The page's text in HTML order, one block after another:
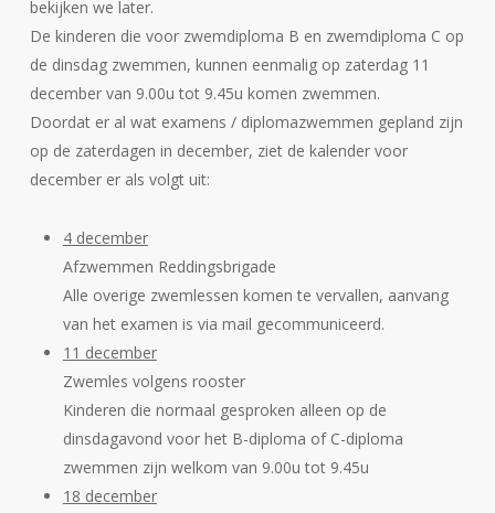
bekijken we later.
De kinderen die voor zwemdiploma B en zwemdiploma C op
de dinsdag zwemmen, kunnen eenmalig op zaterdag 11
december van 9.00u tot 9.45u komen zwemmen.
Doordat er al wat examens / diplomazwemmen gepland zijn
op de zaterdagen in december, ziet de kalender voor
december er als volgt uit:
4 december
Afzwemmen Reddingsbrigade
Alle overige zwemlessen komen te vervallen, aanvang
van het examen is via mail gecommuniceerd.
11 december
Zwemles volgens rooster
Kinderen die normaal gesproken alleen op de
dinsdagavond voor het B-diploma of C-diploma
zwemmen zijn welkom van 9.00u tot 9.45u
18 december